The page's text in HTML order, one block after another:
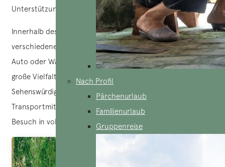
Nach Profil
Pärchenurlaub
Familienurlaub
Gruppenreise
Unterstützung zu erhalten.
Innerhalb des Cat Tien Nationalparks haben Sie
verschiedene Möglichkeiten, sich fortzubewegen: Fahrrad,
Auto oder Wandern. Der Park ist weitläufig und bietet eine
große Vielfalt an Terrains. Wenn Sie alle bemerkenswerten
Sehenswürdigkeiten erkunden möchten, sollten Sie diese
Transportmittel nutzen, um Energie zu sparen und Ihren
Besuch in vollen Zügen zu genießen.